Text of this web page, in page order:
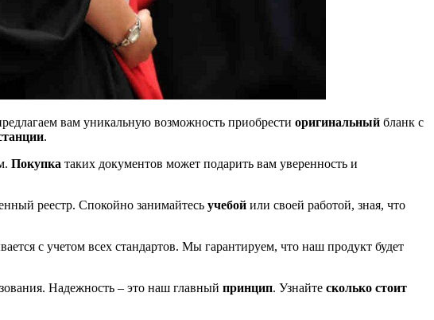
вам уникальную возможность приобрести оригинальный бланк с
.
Покупка таких документов может подарить вам уверенность и
реестр. Спокойно занимайтесь учебой или своей работой, зная, что
с учетом всех стандартов. Мы гарантируем, что наш продукт будет
Надежность – это наш главный принцип. Узнайте сколько стоит